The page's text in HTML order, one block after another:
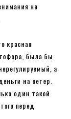
на
красная
была бы
а
на ветер.
один такой
перед